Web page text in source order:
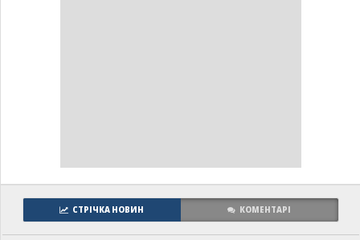
СТРІЧКА НОВИН КОМЕНТАРІ